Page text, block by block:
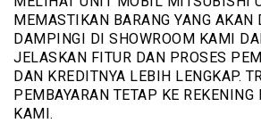
MEMASTIKAN BARANG YANG
DAMPINGI DI SHOWROOM KAMI
JELASKAN FITUR DAN PROSES
DAN KREDITNYA LEBIH LENGKAP.
PEMBAYARAN TETAP KE REKENING
KAMI.